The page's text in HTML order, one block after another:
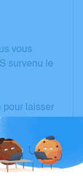
vous
survenu le
pour laisser
travers des
lieu
de Claude